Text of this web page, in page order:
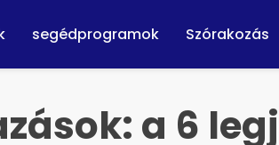
segédprogramok Szórakozás
a 6